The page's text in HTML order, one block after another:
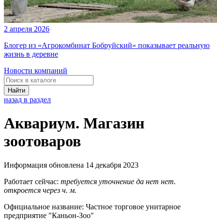
2 апреля 2026
Блогер из «Агрокомбинат Бобруйский» показывает реальную
жизнь в деревне
Новости компаний
Найти
назад в раздел
Аквариум. Магазин
зоотоваров
Информация обновлена 14 декабря 2023
Работает сейчас: требуется уточнение да нет нет.
откроется через ч. м.
Официальное название: Частное торговое унитарное
предприятие "Каньон-Зоо"